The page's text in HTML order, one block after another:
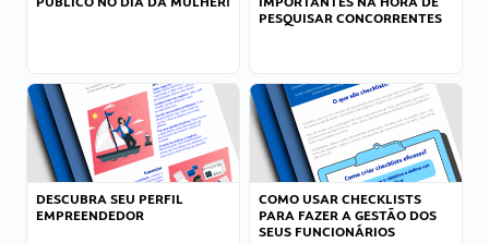
PESQUISAR CONCORRENTES
DESCUBRA SEU PERFIL
EMPREENDEDOR
COMO USAR CHECKLISTS
PARA FAZER A GESTÃO DOS
SEUS FUNCIONÁRIOS